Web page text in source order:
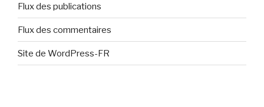
Flux des publications
Flux des commentaires
Site de WordPress-FR